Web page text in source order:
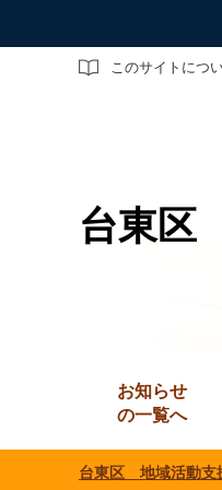
このサイトにつ
サイト内検索
台東区
お知らせ
の一覧へ
台東区 地域活動支